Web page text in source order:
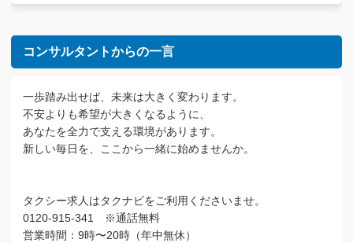
コンサルタントからの一言
一歩踏み出せば、未来は大きく変わります。
不安よりも希望が大きくなるように、
あなたを全力で支える環境があります。
新しい毎日を、ここから一緒に始めませんか。
タクシー求人はタクナビをご利用くださいませ。
0120-915-341 ※通話無料
営業時間：9時〜20時（年中無休）